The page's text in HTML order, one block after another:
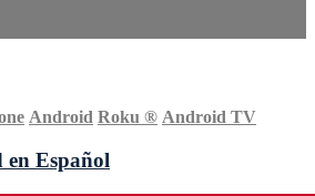
Android Roku ® Android TV
en Español